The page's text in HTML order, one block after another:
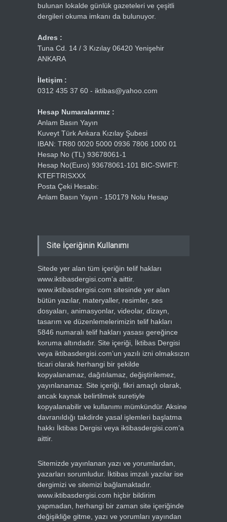
bulunan lokalde günlük gazeteleri ve çeşitli
dergileri okuma imkanı da bulunuyor.
Adres :
Tuna Cd. 14 / 3 Kızılay 06420 Yenişehir
ANKARA
İletişim :
0312 435 37 60 - iktibas@yahoo.com
Hesap Numaralarımız :
Anlam Basın Yayın
Kuveyt Türk Ankara Kızılay Şubesi
IBAN: TR80 0020 5000 0936 7806 1000 01
Hesap No (TL) 93678061-1
Hesap No(Euro) 93678061-101 BIC-SWIFT:
KTEFTRISXXX
Posta Çeki Hesabı:
Anlam Basın Yayın - 150179 Nolu Hesap
Site İçeriğinin Kullanımı
Sitede yer alan tüm içeriğin telif hakları
www.iktibasdergisi.com’a aittir.
www.iktibasdergisi.com sitesinde yer alan
bütün yazılar, materyaller, resimler, ses
dosyaları, animasyonlar, videolar, dizayn,
tasarım ve düzenlemelerimizin telif hakları
5846 numaralı telif hakları yasası gereğince
koruma altındadır. Site içeriği, İktibas Dergisi
veya iktibasdergisi.com’un yazılı izni olmaksızın
ticari olarak herhangi bir şekilde
kopyalanamaz, dağıtılamaz, değiştirilemez,
yayınlanamaz. Site içeriği, fikri amaçlı olarak,
ancak kaynak belirtilmek suretiyle
kopyalanabilir ve kullanımı mümkündür. Aksine
davranıldığı takdirde yasal işlemleri başlatma
hakkı İktibas Dergisi veya iktibasdergisi.com’a
aittir.
Sitemizde yayınlanan yazı ve yorumlardan,
yazarları sorumludur. İktibas imzalı yazılar ise
dergimizi ve sitemizi bağlamaktadır.
www.iktibasdergisi.com hiçbir bildirim
yapmadan, herhangi bir zaman site içeriğinde
değişikliğe gitme, yazı ve yorumları yayından